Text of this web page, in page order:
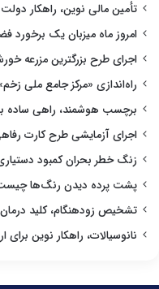
تأمین مالی نوین، راهکار
امروز ماه میزبان یک برخورد
اجرای طرح بزرگترین مزرعه
راه‌اندازی «مرکز جامع ملی
برچسب هوشمند، راهی ساده
اجرای آزمایشی طرح کارت
زنگ خطر بحران کمبود دستیاری ۶ رشته
پشت پرده دیدن رنگ‌ها
تشخیص زودهنگام، کلید
نانوسیالات، راهکار نوین برای